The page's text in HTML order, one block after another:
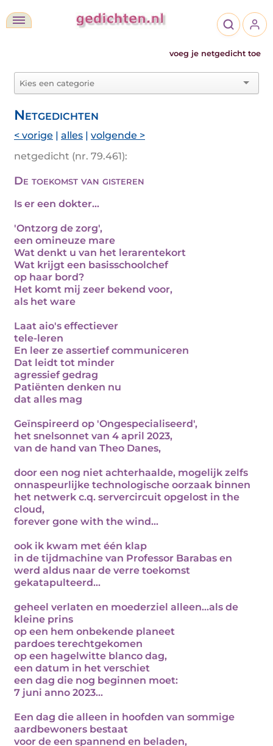
voeg je netgedicht toe
Netgedichten
< vorige | alles | volgende >
netgedicht (nr. 79.461):
De toekomst van gisteren
Is er een dokter...
'Ontzorg de zorg',
een omineuze mare
Wat denkt u van het lerarentekort
Wat krijgt een basisschoolchef
op haar bord?
Het komt mij zeer bekend voor,
als het ware
Laat aio's effectiever
tele-leren
En leer ze assertief communiceren
Dat leidt tot minder
agressief gedrag
Patiënten denken nu
dat alles mag
Geïnspireerd op 'Ongespecialiseerd',
het snelsonnet van 4 april 2023,
van de hand van Theo Danes,
door een nog niet achterhaalde, mogelijk zelfs
onnaspeurlijke technologische oorzaak binnen
het netwerk c.q. servercircuit opgelost in the
cloud,
forever gone with the wind...
ook ik kwam met één klap
in de tijdmachine van Professor Barabas en
werd aldus naar de verre toekomst
gekatapulteerd...
geheel verlaten en moederziel alleen...als de
kleine prins
op een hem onbekende planeet
pardoes terechtgekomen
op een hagelwitte blanco dag,
een datum in het verschiet
een dag die nog beginnen moet:
7 juni anno 2023...
Een dag die alleen in hoofden van sommige
aardbewoners bestaat
voor de een spannend en beladen,